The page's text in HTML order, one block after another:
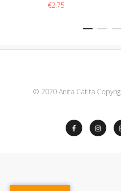
€2.75
© 2020 Anita Catita